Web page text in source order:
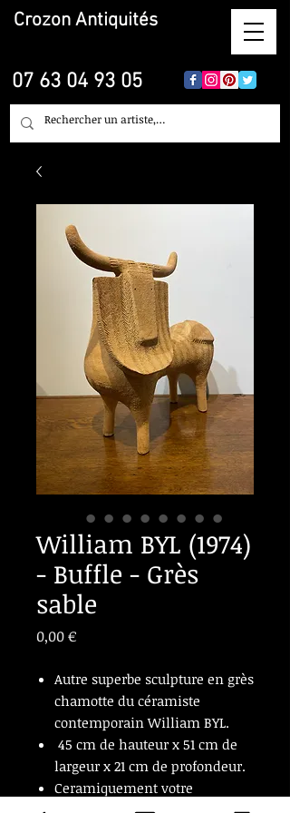
Crozon Antiquités
07 63 04 93 05
William BYL (1974)
- Buffle - Grès
sable
0,00 €Prix
Autre superbe sculpture en grès
chamotte du céramiste
contemporain William BYL.
45 cm de hauteur x 51 cm de
largeur x 21 cm de profondeur.
Ceramiquement votre